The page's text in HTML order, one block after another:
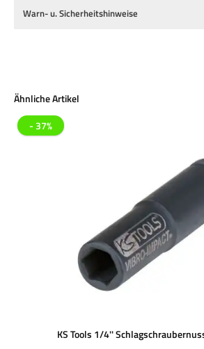
Warn- u. Sicherheitshinweise
Produktgalerie überspringen
Ähnliche Artikel
- 37%
KS Tools 1/4''